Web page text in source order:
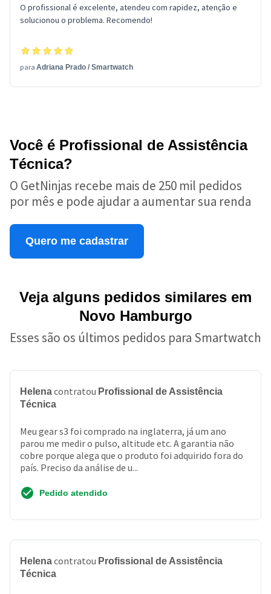
O profissional é excelente, atendeu com rapidez, atenção e
solucionou o problema. Recomendo!
para Adriana Prado / Smartwatch
Você é Profissional de Assistência
Técnica?
O GetNinjas recebe mais de 250 mil pedidos
por mês e pode ajudar a aumentar sua renda
Quero me cadastrar
Veja alguns pedidos similares em
Novo Hamburgo
Esses são os últimos pedidos para Smartwatch
Helenacontratou Profissional de Assistência
Técnica
Meu gear s3 foi comprado na inglaterra, já um ano
parou me medir o pulso, altitude etc. A garantia não
cobre porque alega que o produto foi adquirido fora do
país. Preciso da análise de u...
Pedido atendido
Helenacontratou Profissional de Assistência
Técnica